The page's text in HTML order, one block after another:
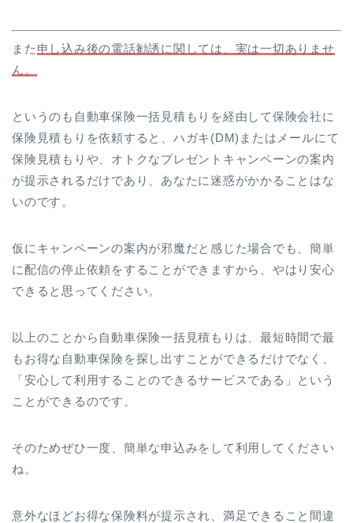
また 申し込み後の電話勧誘に関しては、実は一切ありませ
ん。
というのも自動車保険一括見積もりを経由して保険会社に
保険見積もりを依頼すると、ハガキ(DM)またはメールにて
保険見積もりや、オトクなプレゼントキャンペーンの案内
が提示されるだけであり、あなたに迷惑がかかることはな
いのです。
仮にキャンペーンの案内が邪魔だと感じた場合でも、簡単
に配信の停止依頼をすることができますから、やはり安心
できると思ってください。
以上のことから自動車保険一括見積もりは、最短時間で最
もお得な自動車保険を探し出すことができるだけでなく、
「安心して利用することのできるサービスである」という
ことができるのです。
そのためぜひ一度、簡単な申込みをして利用してください
ね。
意外なほどお得な保険料が提示され、満足できること間違